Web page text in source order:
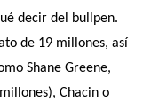
decir del bullpen.
de 19 millones, así
Shane Greene,
Chacin o